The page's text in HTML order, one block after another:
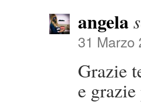
angela
31 Marzo
Grazie
e grazie